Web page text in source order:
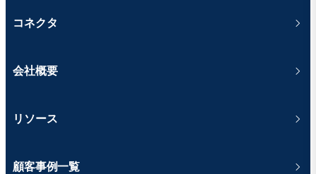
コネクタ
会社概要
リソース
顧客事例一覧